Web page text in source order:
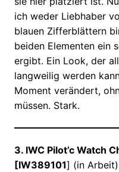
ich weder Liebhaber
blauen Zifferblättern
beiden Elementen ein
ergibt. Ein Look, der
langweilig werden
Moment verändert,
müssen. Stark.
3. IWC Pilot’c Watch
[IW389101] (in Arbeit)